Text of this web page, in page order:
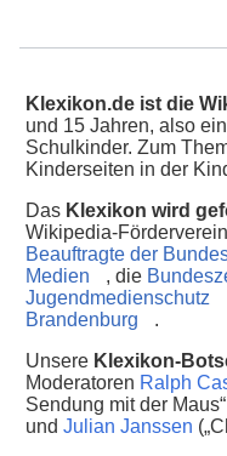
Klexikon.de ist die
und 15 Jahren, also
Schulkinder. Zum
Kinderseiten in der
Das Klexikon wird
Wikipedia-Förderverein
Beauftragte der
Medien
, die
Jugendmedienschutz
Brandenburg
.
Unsere Klexikon-
Moderatoren Ralph
Sendung mit der
und Julian Janssen